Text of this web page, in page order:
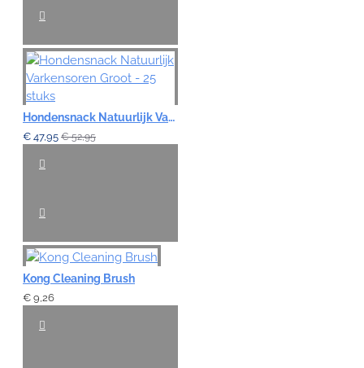
Hondensnack Natuurlijk Varkensoren Groot - 25 stuks
€ 47,95 € 52,95
Kong Cleaning Brush
€ 9,26